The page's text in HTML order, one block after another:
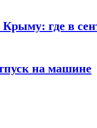
где в
на машине